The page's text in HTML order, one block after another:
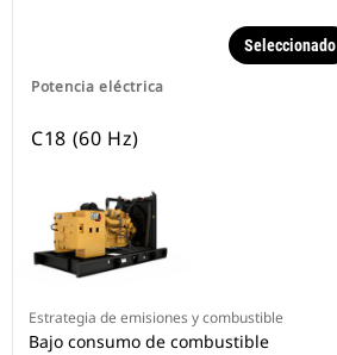
Potencia eléctrica
Seleccionado
C18 (60 Hz)
Estrategia de emisiones y combustible
Bajo consumo de combustible